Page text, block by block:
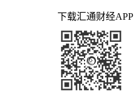
下载汇通财经